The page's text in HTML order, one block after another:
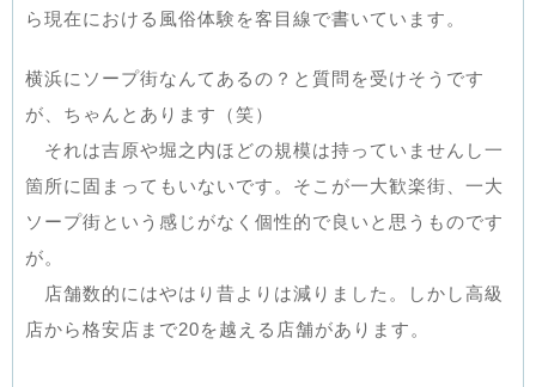
ら現在における風俗体験を客目線で書いています。
横浜にソープ街なんてあるの？と質問を受けそうです
が、ちゃんとあります（笑）
それは吉原や堀之内ほどの規模は持っていませんし一
箇所に固まってもいないです。そこが一大歓楽街、一大
ソープ街という感じがなく個性的で良いと思うものです
が。
店舗数的にはやはり昔よりは減りました。しかし高級
店から格安店まで20を越える店舗があります。